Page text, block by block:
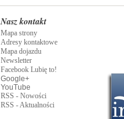
Nasz kontakt
Mapa strony
Adresy kontaktowe
Mapa dojazdu
Newsletter
Facebook Lubię to!
Google+
YouTube
RSS - Nowości
RSS - Aktualności